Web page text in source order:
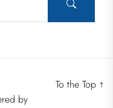
by
To the Top ↑